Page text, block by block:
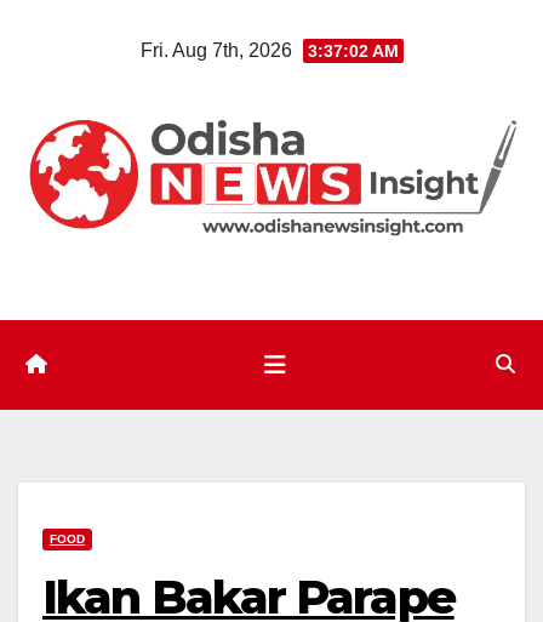
Fri. Aug 7th, 2026 3:37:03 AM
FOOD
Ikan Bakar Parape